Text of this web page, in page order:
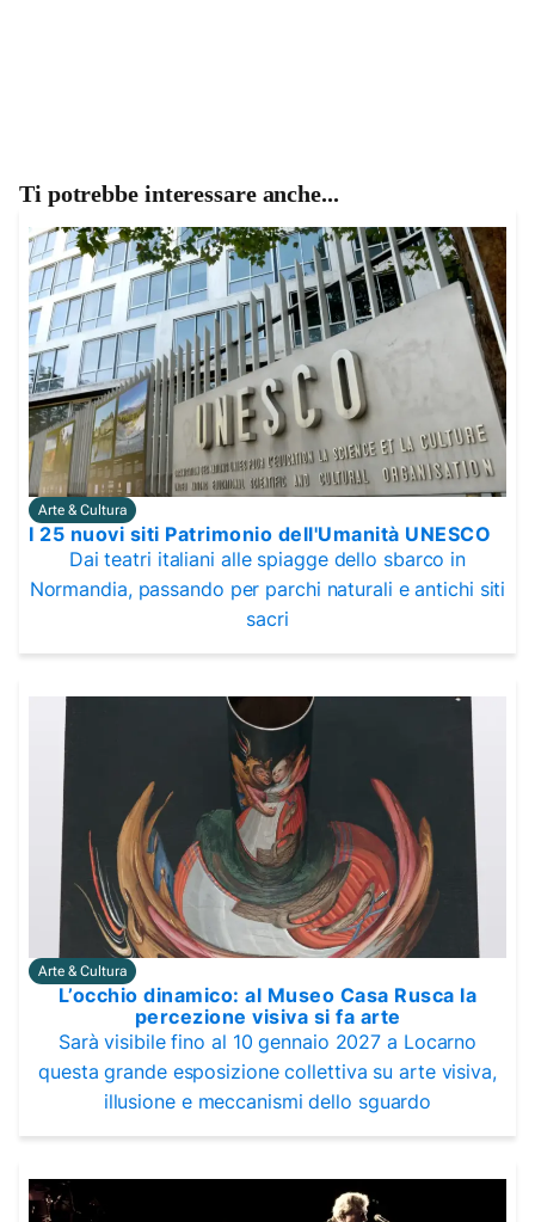
Ti potrebbe interessare anche...
Arte & Cultura
I 25 nuovi siti Patrimonio dell'Umanità UNESCO
Dai teatri italiani alle spiagge dello sbarco in
Normandia, passando per parchi naturali e antichi siti
sacri
Arte & Cultura
L’occhio dinamico: al Museo Casa Rusca la
percezione visiva si fa arte
Sarà visibile fino al 10 gennaio 2027 a Locarno
questa grande esposizione collettiva su arte visiva,
illusione e meccanismi dello sguardo